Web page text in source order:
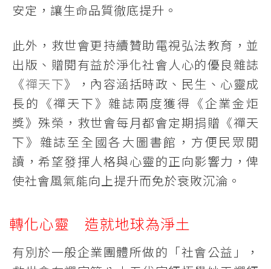
安定，讓生命品質徹底提升。
此外，救世會更持續贊助電視弘法教育，並
出版、贈閱有益於淨化社會人心的優良雜誌
《禪天下》，內容涵括時政、民生、心靈成
長的《禪天下》雜誌兩度獲得《企業金炬
獎》殊榮，救世會每月都會定期捐贈《禪天
下》雜誌至全國各大圖書館，方便民眾閱
讀，希望發揮人格與心靈的正向影響力，俾
使社會風氣能向上提升而免於衰敗沉淪。
轉化心靈 造就地球為淨土
有別於一般企業團體所做的「社會公益」，